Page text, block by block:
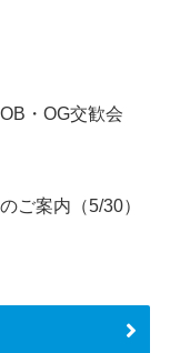
・OG交歓会
ご案内（5/30）